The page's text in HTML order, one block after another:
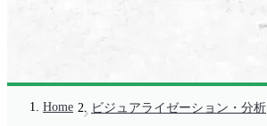
Home ビジュアライゼーション・分析